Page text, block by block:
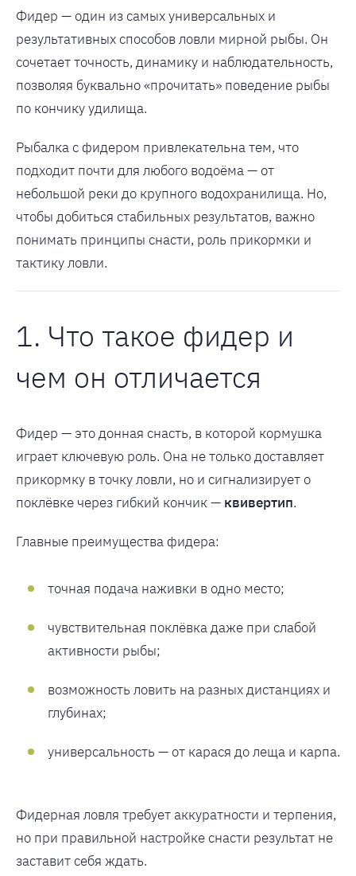
Фидер — один из самых универсальных и
результативных способов ловли мирной рыбы. Он
сочетает точность, динамику и наблюдательность,
позволяя буквально «прочитать» поведение рыбы
по кончику удилища.
Рыбалка с фидером привлекательна тем, что
подходит почти для любого водоёма — от
небольшой реки до крупного водохранилища. Но,
чтобы добиться стабильных результатов, важно
понимать принципы снасти, роль прикормки и
тактику ловли.
1. Что такое фидер и
чем он отличается
Фидер — это донная снасть, в которой кормушка
играет ключевую роль. Она не только доставляет
прикормку в точку ловли, но и сигнализирует о
поклёвке через гибкий кончик — квивертип.
Главные преимущества фидера:
точная подача наживки в одно место;
чувствительная поклёвка даже при слабой
активности рыбы;
возможность ловить на разных дистанциях и
глубинах;
универсальность — от карася до леща и карпа.
Фидерная ловля требует аккуратности и терпения,
но при правильной настройке снасти результат не
заставит себя ждать.